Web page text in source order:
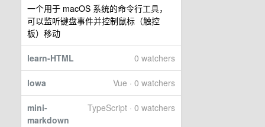
一个用于 macOS 系统的命令行工具，
可以监听键盘事件并控制鼠标（触控
板）移动
0 watchers
learn-HTML
Vue · 0 watchers
lowa
TypeScript · 0 watchers
mini-
markdown